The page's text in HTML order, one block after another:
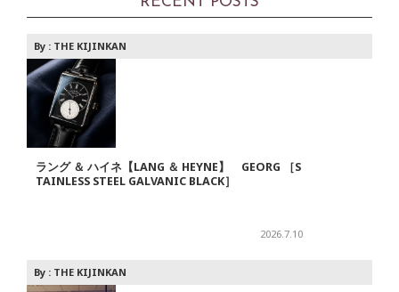
By : THE KIJINKAN
ラング ＆ ハイネ【LANG ＆ HEYNE】 GEORG ［S
TAINLESS STEEL GALVANIC BLACK］
2026.7.10
By : THE KIJINKAN